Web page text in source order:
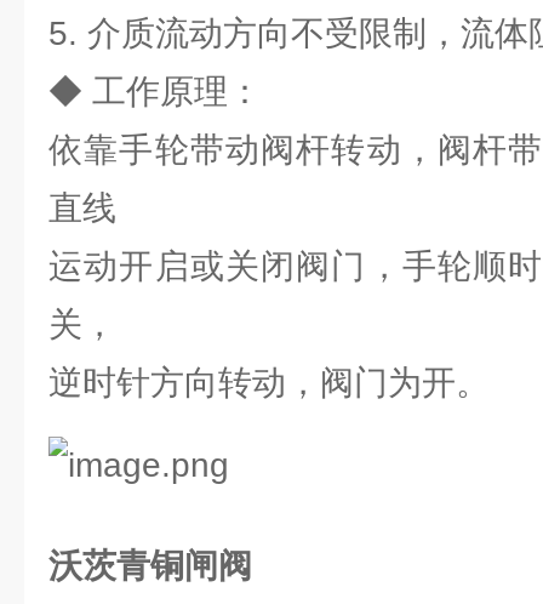
5. 介质流动方向不受限制，流体
◆ 工作原理：
依靠手轮带动阀杆转动，阀杆
直线
运动开启或关闭阀门，手轮顺
关，
逆时针方向转动，阀门为开。
沃茨青铜闸阀